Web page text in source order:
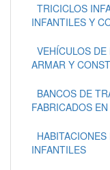
TRICICLOS
INFANTILES Y
VEHÍCULOS
ARMAR Y
BANCOS DE
FABRICADOS
INFANTILES